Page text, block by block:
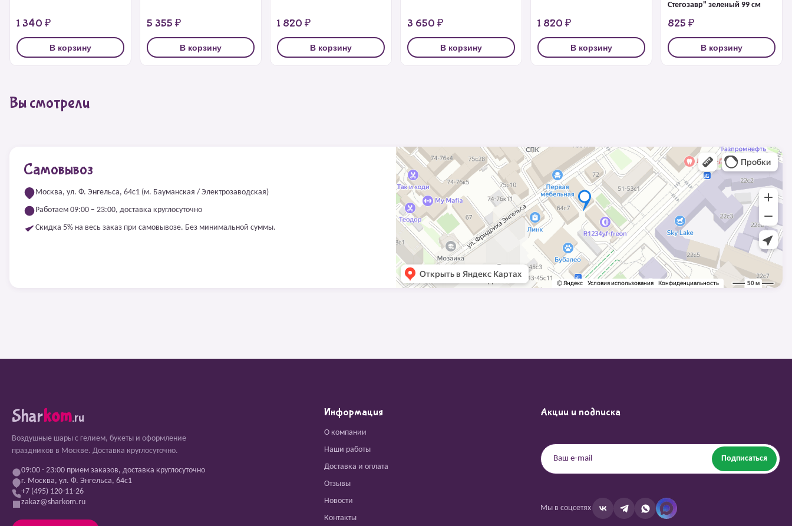
1 340 ₽
В корзину
5 355 ₽
В корзину
1 820 ₽
В корзину
3 650 ₽
В корзину
1 820 ₽
В корзину
Стегозавр" зеленый 99 см
825 ₽
В корзину
Вы смотрели
Самовывоз
Москва, ул. Ф. Энгельса, 64с1 (м. Бауманская / Электрозаводская)
Работаем 09:00 – 23:00, доставка круглосуточно
Скидка 5% на весь заказ при самовывозе. Без минимальной суммы.
Sharkom.ru
Воздушные шары с гелием, букеты и оформление
праздников в Москве. Доставка круглосуточно.
09:00 - 23:00 прием заказов, доставка круглосуточно
г. Москва, ул. Ф. Энгельса, 64с1
+7 (495) 120-11-26
zakaz@sharkom.ru
Информация
О компании
Наши работы
Доставка и оплата
Отзывы
Новости
Контакты
Акции и подписка
Подписаться
Мы в соцсетях